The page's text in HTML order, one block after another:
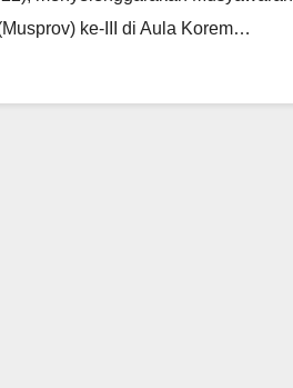
ke-III di Aula Korem…